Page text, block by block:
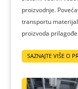
proizvodnje.
transportu
proizvoda
SAZNAJTE VIŠE O